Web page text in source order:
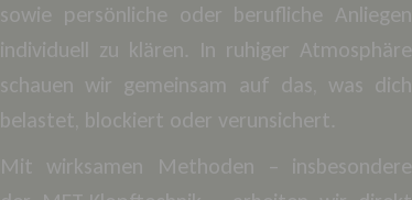
sowie persönliche oder berufliche Anliegen
individuell zu klären. In ruhiger Atmosphäre
schauen wir gemeinsam auf das, was dich
belastet, blockiert oder verunsichert.
Mit wirksamen Methoden – insbesondere